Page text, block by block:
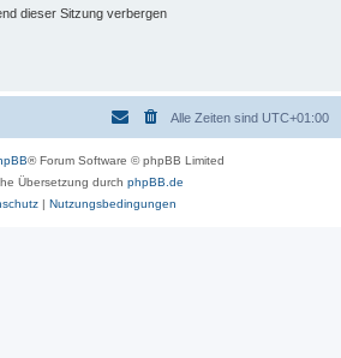
dieser Sitzung verbergen
Alle Zeiten sind UTC+01:00
® Forum Software © phpBB Limited
Übersetzung durch phpBB.de
| Nutzungsbedingungen